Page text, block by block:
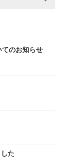
のお知らせ
た